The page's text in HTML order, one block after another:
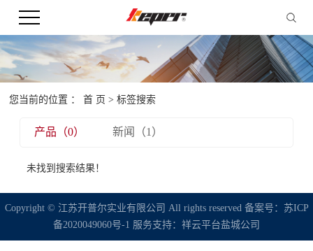
您当前的位置 ：首 页 > 标签搜索
产品（0） 新闻（1）
未找到搜索结果！
Copyright © 江苏开普尔实业有限公司 All rights reserved 备案号： 苏ICP
备2020049060号-1 服务支持： 祥云平台盐城公司